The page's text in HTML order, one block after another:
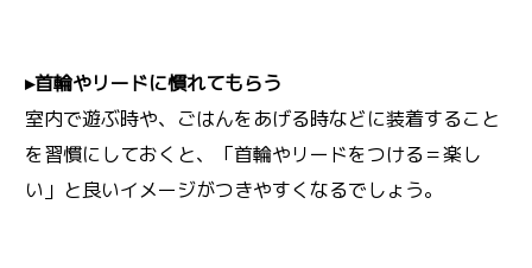
▸首輪やリードに慣れてもらう
室内で遊ぶ時や、ごはんをあげる時などに装着すること
を習慣にしておくと、「首輪やリードをつける＝楽し
い」と良いイメージがつきやすくなるでしょう。